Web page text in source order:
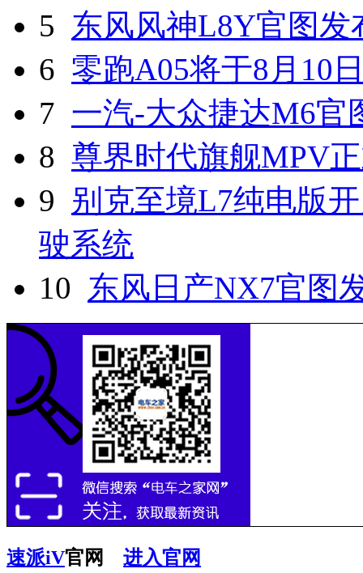
5 东风风神L8Y官图发
6 零跑A05将于8月10
7 一汽-大众捷达M6官
8 尊界时代旗舰MPV
9 别克至境L7纯电版
驶系统
10 东风日产NX7官图
速派iV官网 进入官网